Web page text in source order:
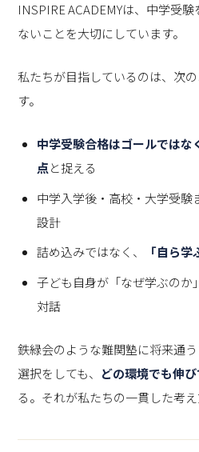
INSPIRE ACADEMYは、中学受
ないことを大切にしています。
私たちが目指しているのは、次
す。
中学受験合格はゴールでは
点と捉える
中学入学後・高校・大学受験
設計
詰め込みではなく、
「自ら
子ども自身が「なぜ学ぶのか
対話
鉄緑会のような難関塾に将来通
選択をしても、 どの環境でも伸
る。それが私たちの一貫した考え